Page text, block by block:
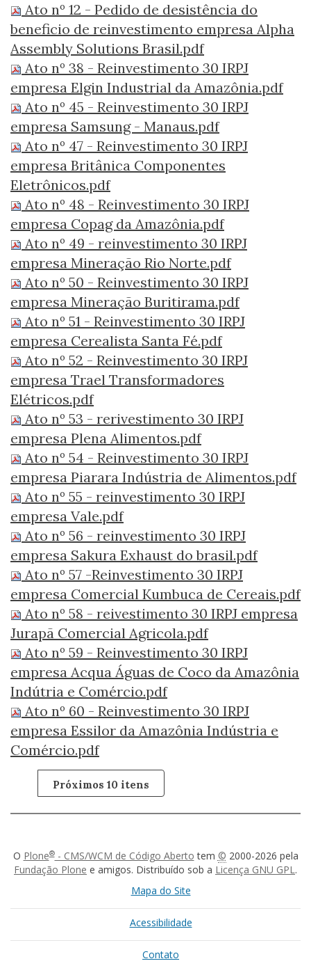
Ato nº 12 - Pedido de desistência do
beneficio de reinvestimento empresa Alpha
Assembly Solutions Brasil.pdf
Ato nº 38 - Reinvestimento 30 IRPJ
empresa Elgin Industrial da Amazônia.pdf
Ato nº 45 - Reinvestimento 30 IRPJ
empresa Samsung - Manaus.pdf
Ato nº 47 - Reinvestimento 30 IRPJ
empresa Britânica Componentes
Eletrônicos.pdf
Ato nº 48 - Reinvestimento 30 IRPJ
empresa Copag da Amazônia.pdf
Ato nº 49 - reinvestimento 30 IRPJ
empresa Mineração Rio Norte.pdf
Ato nº 50 - Reinvestimento 30 IRPJ
empresa Mineração Buritirama.pdf
Ato nº 51 - Reinvestimento 30 IRPJ
empresa Cerealista Santa Fé.pdf
Ato nº 52 - Reinvestimento 30 IRPJ
empresa Trael Transformadores
Elétricos.pdf
Ato nº 53 - rerivestimento 30 IRPJ
empresa Plena Alimentos.pdf
Ato nº 54 - Reinvestimento 30 IRPJ
empresa Piarara Indústria de Alimentos.pdf
Ato nº 55 - reinvestimento 30 IRPJ
empresa Vale.pdf
Ato nº 56 - reinvestimento 30 IRPJ
empresa Sakura Exhaust do brasil.pdf
Ato nº 57 -Reinvestimento 30 IRPJ
empresa Comercial Kumbuca de Cereais.pdf
Ato nº 58 - reivestimento 30 IRPJ empresa
Jurapã Comercial Agricola.pdf
Ato nº 59 - Reinvestimento 30 IRPJ
empresa Acqua Águas de Coco da Amazônia
Indútria e Comércio.pdf
Ato nº 60 - Reinvestimento 30 IRPJ
empresa Essilor da Amazônia Indústria e
Comércio.pdf
Próximos 10 itens
O Plone®- CMS/WCM de Código Aberto tem © 2000-2026 pela
Fundação Plone e amigos. Distribuído sob a Licença GNU GPL.
Mapa do Site
Acessibilidade
Contato